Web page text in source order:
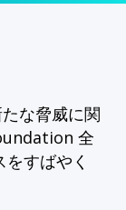
な脅威に関
全
すばやく